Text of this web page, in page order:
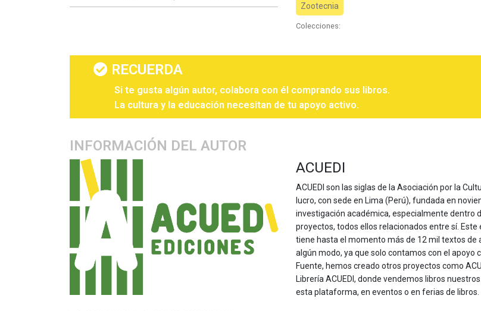
Zootecnia
Colecciones:
RECUERDA
Si te gusta algún autor, colabora con él comprando sus libros.
La cultura y la educación necesitan de tu apoyo activo.
INFORMACIÓN DEL AUTOR
ACUEDI
ACUEDI son las siglas de la Asociación por la
lucro, con sede en Lima (Perú), fundada en
investigación académica, especialmente dentro
proyectos, todos ellos relacionados entre sí.
tiene hasta el momento más de 12 mil textos
algún modo, ya que solo contamos con el apoyo
Fuente, hemos creado otros proyectos como
Librería ACUEDI, donde vendemos libros
esta plataforma, en eventos o en ferias de libros.